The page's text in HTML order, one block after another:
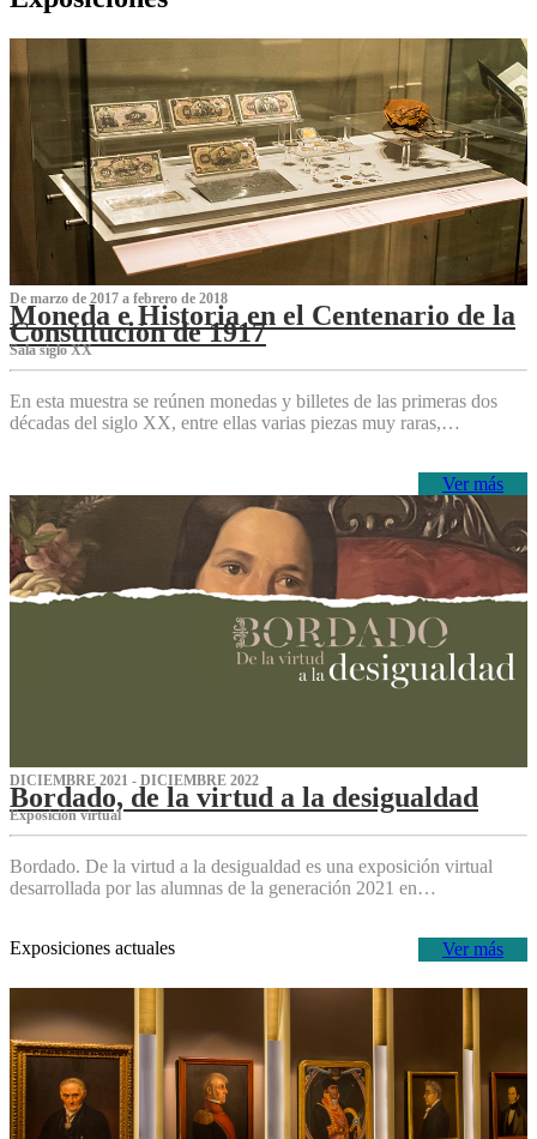
De marzo de 2017 a febrero de 2018
Moneda e Historia en el Centenario de la
Constitución de 1917
Sala siglo XX
En esta muestra se reúnen monedas y billetes de las primeras dos
décadas del siglo XX, entre ellas varias piezas muy raras,…
Ver más
DICIEMBRE 2021 - DICIEMBRE 2022
Bordado, de la virtud a la desigualdad
Exposición virtual‌
Bordado. De la virtud a la desigualdad es una exposición virtual
desarrollada por las alumnas de la generación 2021 en…
Ver más
Exposiciones actuales